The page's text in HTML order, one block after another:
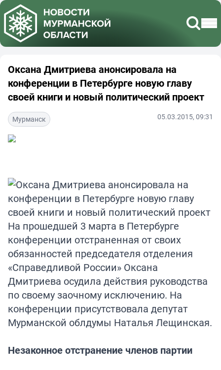
Оксана Дмитриева анонсировала на
конференции в Петербурге новую главу
своей книги и новый политический проект
Мурманск 05.03.2015, 09:31
На прошедшей 3 марта в Петербурге
конференции отстраненная от своих
обязанностей председателя отделения
«Справедливой России» Оксана
Дмитриева осудила действия руководства
по своему заочному исключению. На
конференции присутствовала депутат
Мурманской облдумы Наталья Лещинская.
Незаконное отстранение членов партии